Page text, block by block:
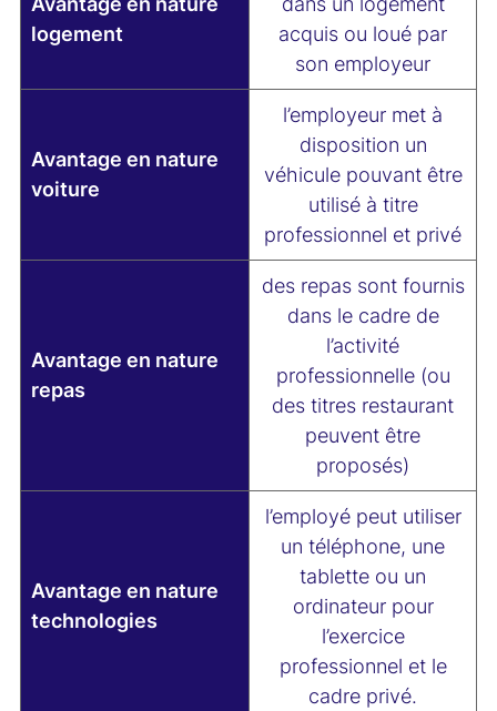
logement
acquis ou loué par
son employeur
Avantage en nature
voiture
l’employeur met à
disposition un
véhicule pouvant être
utilisé à titre
professionnel et privé
Avantage en nature
repas
des repas sont fournis
dans le cadre de
l’activité
professionnelle (ou
des titres restaurant
peuvent être
proposés)
Avantage en nature
technologies
l’employé peut utiliser
un téléphone, une
tablette ou un
ordinateur pour
l’exercice
professionnel et le
cadre privé.